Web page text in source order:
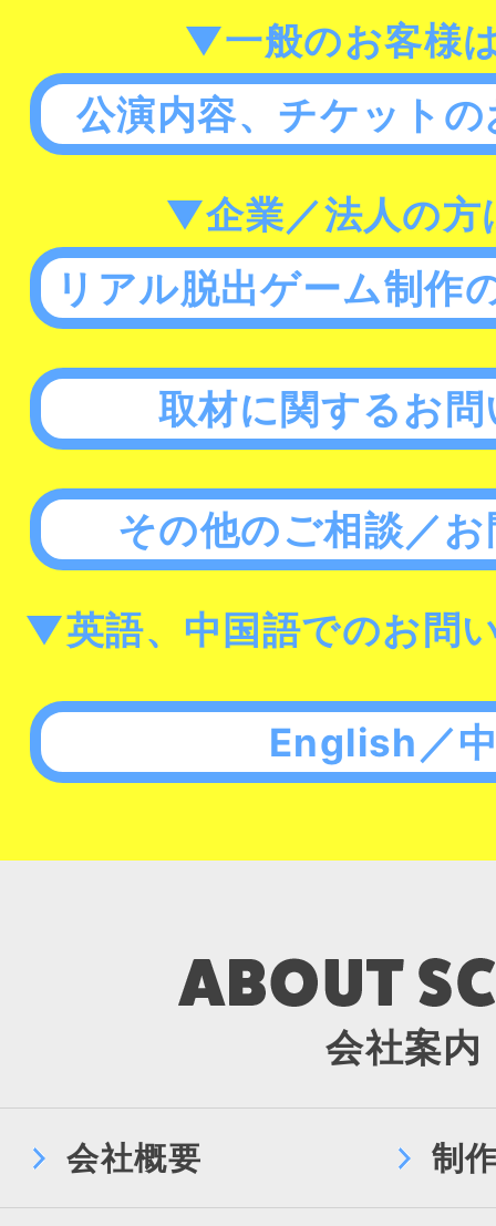
▼一般のお客様
公演内容、チケット
▼企業／法人の方
リアル脱出ゲーム制作
取材に関するお
その他のご相談／
▼英語、中国語でのお問
English／
会社案内
会社概要 制